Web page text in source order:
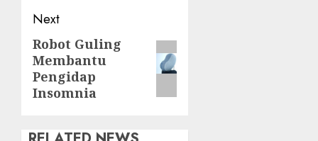
Next
Next
post:
Robot Guling
Membantu
Pengidap
Insomnia